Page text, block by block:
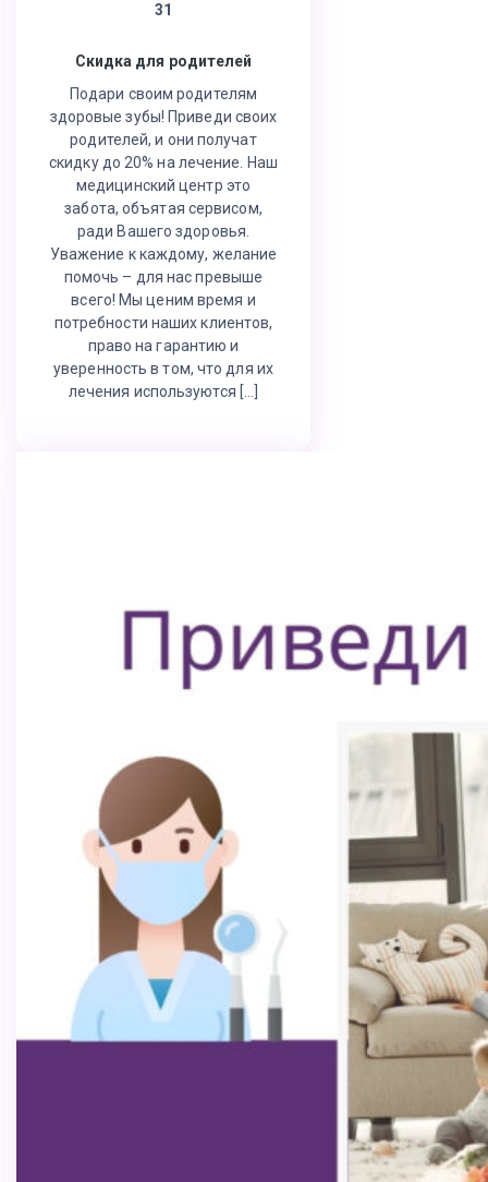
31
Скидка для родителей
Подари своим родителям
здоровые зубы! Приведи своих
родителей, и они получат
скидку до 20% на лечение. Наш
медицинский центр это
забота, объятая сервисом,
ради Вашего здоровья.
Уважение к каждому, желание
помочь – для нас превыше
всего! Мы ценим время и
потребности наших клиентов,
право на гарантию и
уверенность в том, что для их
лечения используются […]